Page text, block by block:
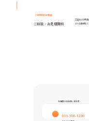
24時間年中無休
ご相談 ・ お見積無料
三笠および北海
どんな些細なこ
お電話でのお問い合わせ
011-598-1230